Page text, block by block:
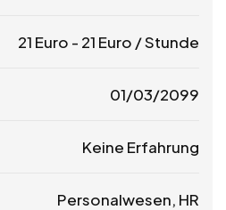
21 Euro - 21 Euro / Stunde
01/03/2099
Keine Erfahrung
Personalwesen, HR